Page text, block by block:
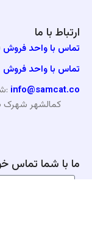
ارتباط با ما
تماس با واحد فروش
تماس با واحد فروش
شرکت سام کت: info@samcat.co
کمالشهر شهرک
ما با شما تماس